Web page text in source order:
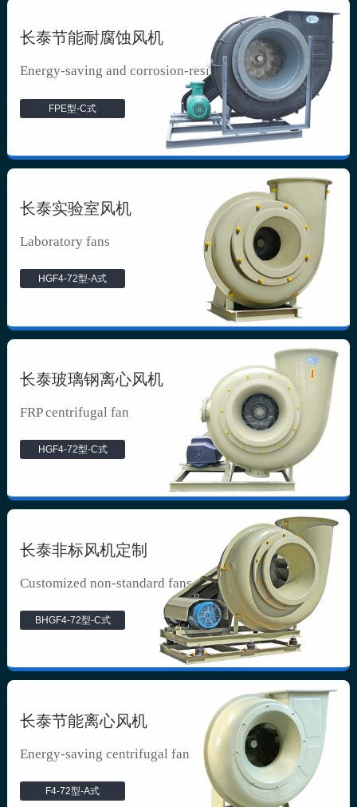
长泰节能耐腐蚀风机
Energy-saving and corrosion-resista...
FPE型-C式
长泰实验室风机
Laboratory fans
HGF4-72型-A式
长泰玻璃钢离心风机
FRP centrifugal fan
HGF4-72型-C式
长泰非标风机定制
Customized non-standard fans
BHGF4-72型-C式
长泰节能离心风机
Energy-saving centrifugal fan
F4-72型-A式